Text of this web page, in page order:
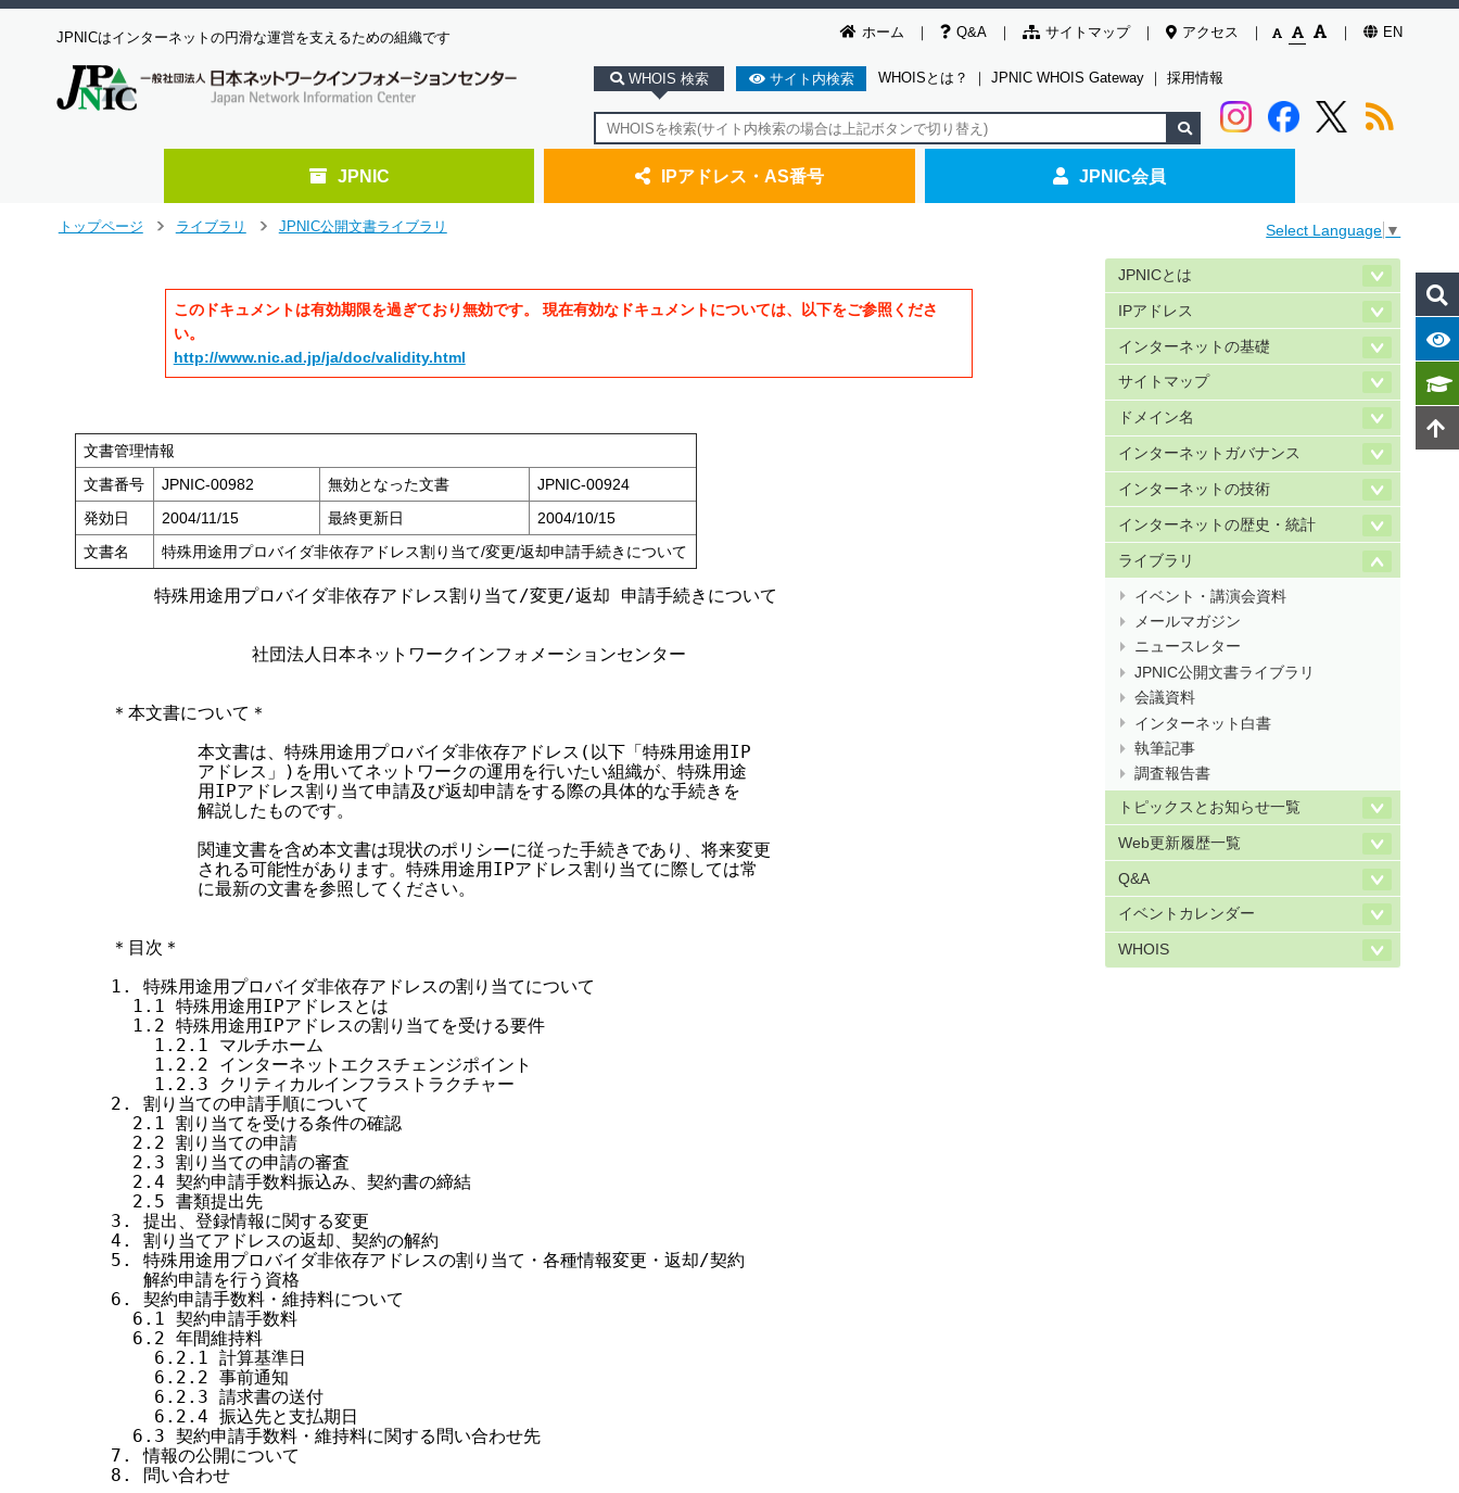
ホーム Q&A サイトマップ アクセス EN
JPNICはインターネットの円滑な運営を支えるための組織です
WHOIS 検索 サイト内検索 WHOISとは？ ｜ JPNIC WHOIS Gateway ｜ 採用情報
JPNIC IPアドレス・AS番号 JPNIC会員
トップページ
ライブラリ
JPNIC公開文書ライブラリ Select Language ▼
このドキュメントは有効期限を過ぎており無効です。 現在有効なドキュメントについては、以下をご参照くださ
い。
http://www.nic.ad.jp/ja/doc/validity.html
文書管理情報
文書番号
JPNIC-00982 無効となった文書
JPNIC-00924
発効日
2004/11/15 最終更新日
2004/10/15
文書名
特殊用途用プロバイダ非依存アドレス割り当て/変更/返却申請手続きについて
    特殊用途用プロバイダ非依存アドレス割り当て/変更/返却 申請手続きについて
             社団法人日本ネットワークインフォメーションセンター
＊本文書について＊
        本文書は、特殊用途用プロバイダ非依存アドレス(以下「特殊用途用IP
        アドレス」)を用いてネットワークの運用を行いたい組織が、特殊用途
        用IPアドレス割り当て申請及び返却申請をする際の具体的な手続きを
        解説したものです。
        関連文書を含め本文書は現状のポリシーに従った手続きであり、将来変更
        される可能性があります。特殊用途用IPアドレス割り当てに際しては常
        に最新の文書を参照してください。
＊目次＊
1. 特殊用途用プロバイダ非依存アドレスの割り当てについて
  1.1 特殊用途用IPアドレスとは
  1.2 特殊用途用IPアドレスの割り当てを受ける要件
    1.2.1 マルチホーム
    1.2.2 インターネットエクスチェンジポイント
    1.2.3 クリティカルインフラストラクチャー
2. 割り当ての申請手順について
  2.1 割り当てを受ける条件の確認
  2.2 割り当ての申請
  2.3 割り当ての申請の審査
  2.4 契約申請手数料振込み、契約書の締結
  2.5 書類提出先
3. 提出、登録情報に関する変更
4. 割り当てアドレスの返却、契約の解約
5. 特殊用途用プロバイダ非依存アドレスの割り当て・各種情報変更・返却/契約
   解約申請を行う資格
6. 契約申請手数料・維持料について
  6.1 契約申請手数料
  6.2 年間維持料
    6.2.1 計算基準日
    6.2.2 事前通知
    6.2.3 請求書の送付
    6.2.4 振込先と支払期日
  6.3 契約申請手数料・維持料に関する問い合わせ先
7. 情報の公開について
8. 問い合わせ
JPNICとは
IPアドレス
インターネットの基礎
サイトマップ
ドメイン名
インターネットガバナンス
インターネットの技術
インターネットの歴史・統計
ライブラリ
イベント・講演会資料
メールマガジン
ニュースレター
JPNIC公開文書ライブラリ
会議資料
インターネット白書
執筆記事
調査報告書
トピックスとお知らせ一覧
Web更新履歴一覧
Q&A
イベントカレンダー
WHOIS